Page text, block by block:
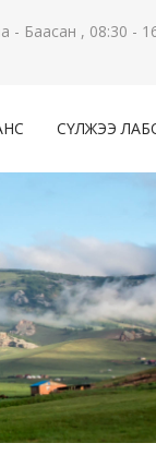
- Баасан , 08:30 -
СҮЛЖЭЭ